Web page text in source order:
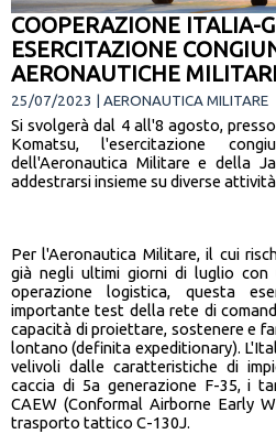
COOPERAZIONE ITALIA-
ESERCITAZIONE
AERONAUTICHE MILITARI
25/07/2023 | AERONAUTICA MILITARE
Si svolgerà dal 4 all'8 agosto,
Komatsu, l'esercitazione
dell'Aeronautica Militare e della
addestrarsi insieme su diverse
Per l'Aeronautica Militare, il cui
già negli ultimi giorni di luglio con
operazione logistica, questa
importante test della rete di
capacità di proiettare, sostenere e
lontano (definita expeditionary).
velivoli dalle caratteristiche di
caccia di 5a generazione F-35, i
CAEW (Conformal Airborne Early
trasporto tattico C-130J.